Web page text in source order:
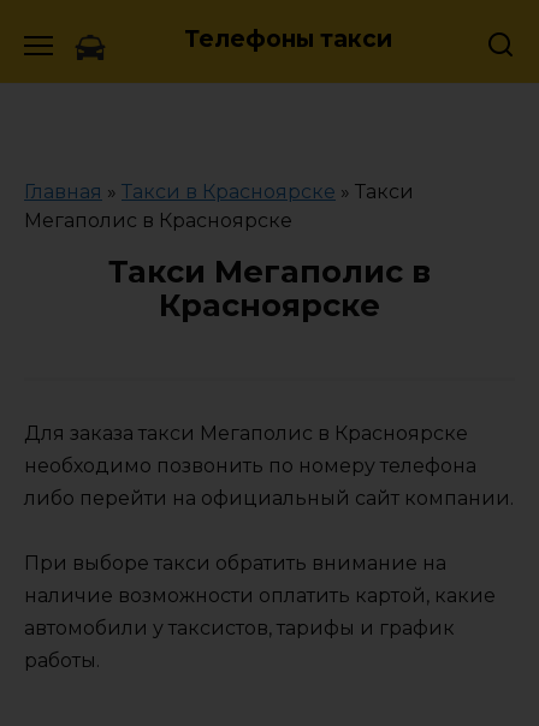
Телефоны такси
Главная » Такси в Красноярске » Такси
Мегаполис в Красноярске
Такси Мегаполис в
Красноярске
Для заказа такси Мегаполис в Красноярске
необходимо позвонить по номеру телефона
либо перейти на официальный сайт компании.
При выборе такси обратить внимание на
наличие возможности оплатить картой, какие
автомобили у таксистов, тарифы и график
работы.